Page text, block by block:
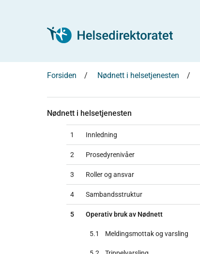
Forsiden Nødnett i helsetjenesten
Nødnett i helsetjenesten
1 Innledning
2 Prosedyrenivåer
3 Roller og ansvar
4 Sambandsstruktur
5 Operativ bruk av Nødnett
5.1 Meldingsmottak og varsling